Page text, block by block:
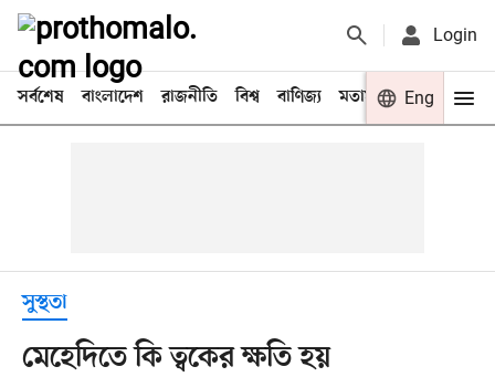
Login
সর্বশেষ বাংলাদেশ রাজনীতি বিশ্ব বাণিজ্য মতামত খেলা
Eng
সুস্থতা
মেহেদিতে কি ত্বকের ক্ষতি হয়